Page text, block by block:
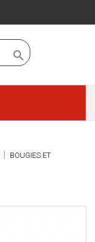

BOUGIES ET